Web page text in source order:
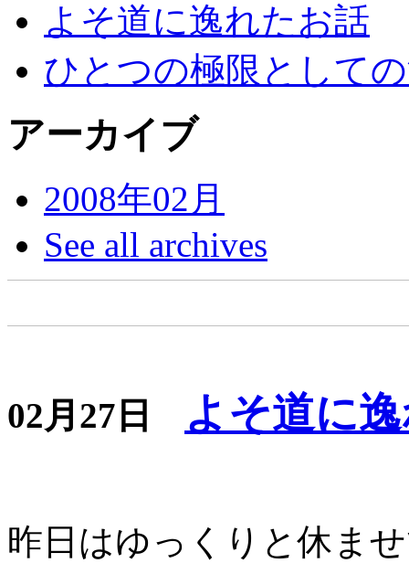
よそ道に逸れたお話
ひとつの極限として
アーカイブ
2008年02月
See all archives
02月27日 よそ道に
昨日はゆっくりと休ま